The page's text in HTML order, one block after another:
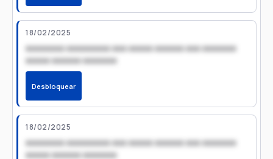
18/02/2025
xxxxxxxx xxxxxxxxx xxx xxxxx xxxxxx xxx xxxxxxx
xxxxx xxxxxx xxxxxxx
Desbloquear
18/02/2025
xxxxxxxx xxxxxxxxx xxx xxxxx xxxxxx xxx xxxxxxx
xxxxx xxxxxx xxxxxxx